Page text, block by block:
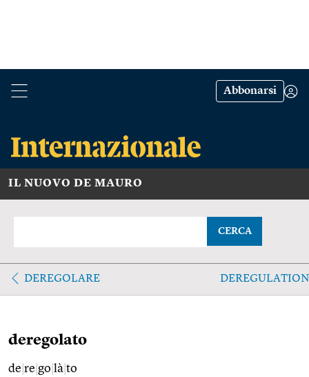
Abbonarsi
IL NUOVO DE MAURO
CERCA
DEREGOLARE DEREGULATION
deregolato
de re go là to